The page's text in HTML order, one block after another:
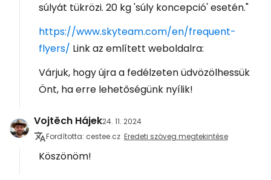
súlyát tükrözi. 20 kg 'súly koncepció' esetén."
https://www.skyteam.com/en/frequent-
flyers/ Link az említett weboldalra:
Várjuk, hogy újra a fedélzeten üdvözölhessük
Önt, ha erre lehetőségünk nyílik!
Vojtěch Hájek24. 11. 2024
Fordította: cestee.cz Eredeti szöveg megtekintése
Köszönöm!